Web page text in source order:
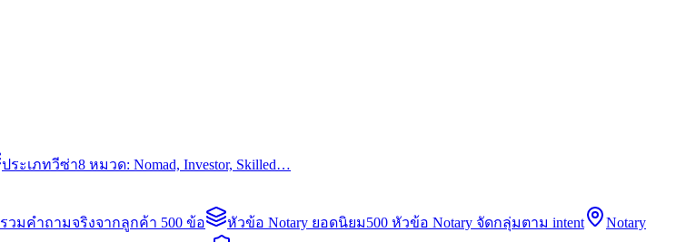
ประเภทวีซ่า8 หมวด: Nomad, Investor, Skilled…
รวมคำถามจริงจากลูกค้า 500 ข้อ หัวข้อ Notary ยอดนิยม500 หัวข้อ Notary จัดกลุ่มตาม intent
Notary